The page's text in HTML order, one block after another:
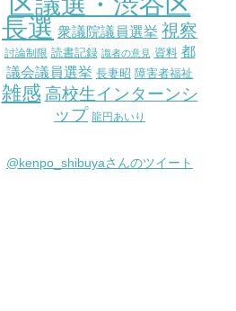
長選 衆議院議員選挙 視察
討論制限 読書記録 識者の意見 資料 都
議会議員選挙 長妻昭 障害者福祉
雑感 高校生インターンシ
ップ 龍円あいり
@kenpo_shibuyaさんのツイート